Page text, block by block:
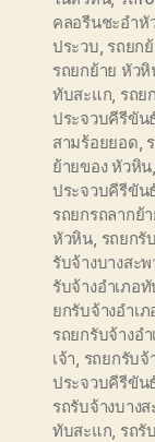
คลอรีนชะอำหั
ประวบ รถยก
รถยกย้าย หัว
ทับสะแก รถย
ประจวบคีรีขัน
สามร้อยยอด
ย้ายของ หัวหิน
ประจวบคีรีขัน
รถยกรถลากย้
หัวหิน รถยกรั
รับจ้างบางสะ
รับจ้างอำเภอ
ยกรับจ้างอำเ
รถยกรับจ้างอ
เจ้า รถยกรับจ้
ประจวบคีรีขัน
รถรับจ้างบาง
ทับสะแก รถรั